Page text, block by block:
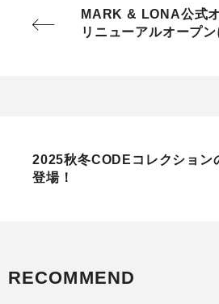
RECOMMEND
MARK & LONA公式
リニューアルオープ
2025秋冬CODEコレクション
登場！